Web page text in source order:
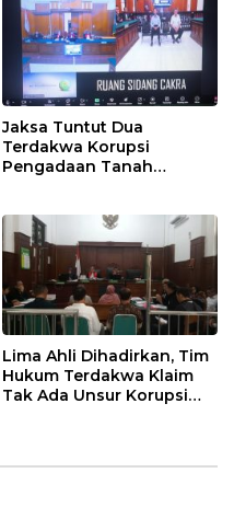
Jaksa Tuntut Dua
Terdakwa Korupsi
Pengadaan Tanah
Lima Ahli Dihadirkan, Tim
Hukum Terdakwa Klaim
Tak Ada Unsur Korupsi